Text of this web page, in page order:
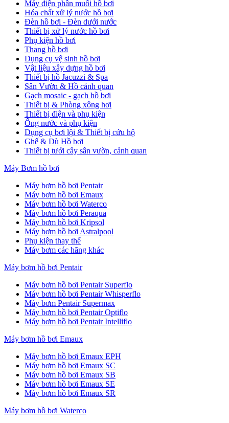
Máy điện phân muối hồ bơi
Hóa chất xử lý nước hồ bơi
Đèn hồ bơi - Đèn dưới nước
Thiết bị xử lý nước hồ bơi
Phụ kiện hồ bơi
Thang hồ bơi
Dụng cụ vệ sinh hồ bơi
Vật liệu xây dựng hồ bơi
Thiết bị hồ Jacuzzi & Spa
Sân Vườn & Hồ cảnh quan
Gạch mosaic - gạch hồ bơi
Thiết bị & Phòng xông hơi
Thiết bị điện và phụ kiện
Ống nước và phụ kiện
Dụng cụ bơi lội & Thiết bị cứu hộ
Ghế & Dù Hồ bơi
Thiết bị tưới cây sân vườn, cảnh quan
Máy Bơm hồ bơi
Máy bơm hồ bơi Pentair
Máy bơm hồ bơi Emaux
Máy bơm hồ bơi Waterco
Máy bơm hồ bơi Peraqua
Máy bơm hồ bơi Kripsol
Máy bơm hồ bơi Astralpool
Phụ kiện thay thế
Máy bơm các hãng khác
Máy bơm hồ bơi Pentair
Máy bơm hồ bơi Pentair Superflo
Máy bơm hồ bơi Pentair Whisperflo
Máy bơm Pentair Supermax
Máy bơm hồ bơi Pentair Optiflo
Máy bơm hồ bơi Pentair Intelliflo
Máy bơm hồ bơi Emaux
Máy bơm hồ bơi Emaux EPH
Máy bơm hồ bơi Emaux SC
Máy bơm hồ bơi Emaux SB
Máy bơm hồ bơi Emaux SE
Máy bơm hồ bơi Emaux SR
Máy bơm hồ bơi Waterco